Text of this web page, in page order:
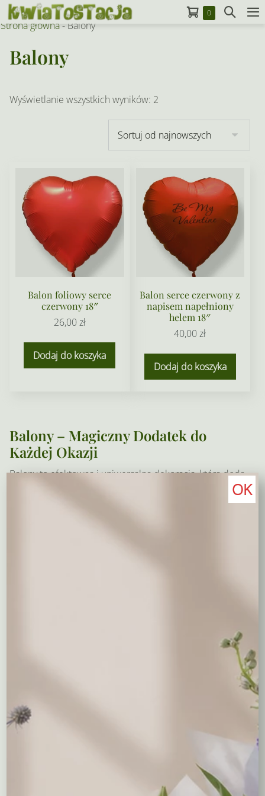
Skip
to
Koszyk
0ItemsSearch
Strona główna- Balony
Balony
Wyświetlanie wszystkich wyników: 2
najnowszych
Balon foliowy serce
czerwony 18″
26,00zł
Dodaj do koszyka
Balon serce czerwony z
napisem napełniony
helem 18″
40,00zł
Dodaj do koszyka
Balony – Magiczny Dodatek do
Każdej Okazji
Balony to efektowna i uniwersalna dekoracja, która doda
balonów foliowych
– klasyczne i uniwersalne, idealne na
na specjalne okazje
– romantyczne balony w
OK